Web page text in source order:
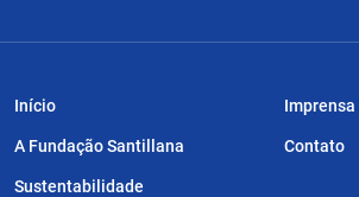
Início
A Fundação Santillana
Sustentabilidade
Imprensa
Contato